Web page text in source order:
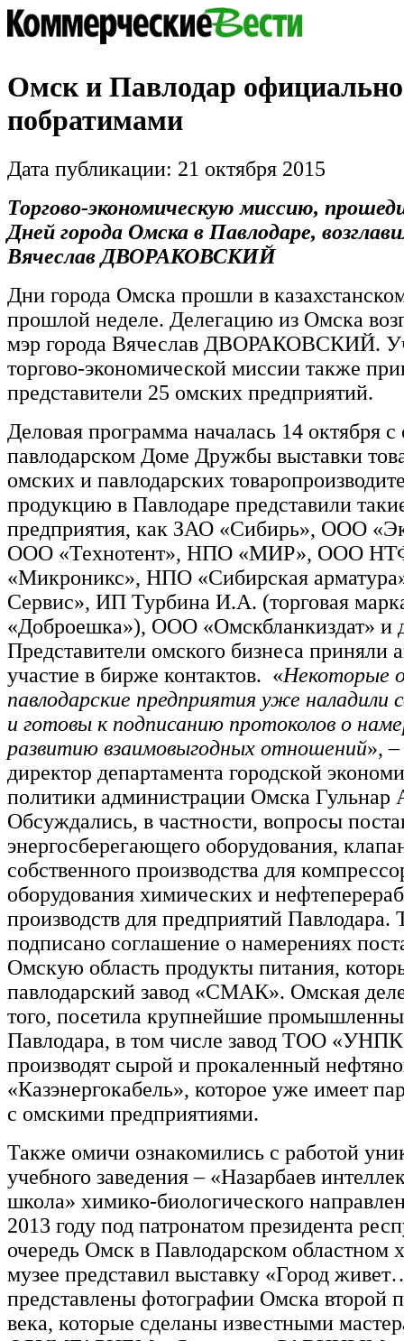
Омск и Павлодар
побратимами
Дата публикации: 21 октября 2015
Торгово-экономическую миссию,
Дней города Омска в Павлодаре,
Вячеслав ДВОРАКОВСКИЙ
Дни города Омска прошли в
прошлой неделе. Делегацию из Омска
мэр города Вячеслав ДВОРАКОВСКИЙ.
торгово-экономической миссии также
представители 25 омских предприятий.
Деловая программа началась 14 октября с
павлодарском Доме Дружбы выставки
омских и павлодарских
продукцию в Павлодаре представили
предприятия, как ЗАО «Сибирь», ООО
ООО «Технотент», НПО «МИР», ООО
«Микроникс», НПО «Сибирская
Сервис», ИП Турбина И.А. (торговая
«Доброешка»), ООО «Омскбланкиздат» и
Представители омского бизнеса приняли
участие в бирже контактов. «Некоторые
павлодарские предприятия уже наладили
и готовы к подписанию протоколов о
развитию взаимовыгодных отношений»,
директор департамента городской
политики администрации Омска
Обсуждались, в частности, вопросы
энергосберегающего оборудования,
собственного производства для
оборудования химических и
производств для предприятий Павлодара.
подписано соглашение о намерениях
Омскую область продукты питания,
павлодарский завод «СМАК». Омская
того, посетила крупнейшие
Павлодара, в том числе завод ТОО
производят сырой и прокаленный
«Казэнергокабель», которое уже имеет
с омскими предприятиями.
Также омичи ознакомились с работой
учебного заведения – «Назарбаев
школа» химико-биологического
2013 году под патронатом президента
очередь Омск в Павлодарском областном
музее представил выставку «Город
представлены фотографии Омска второй
века, которые сделаны известными